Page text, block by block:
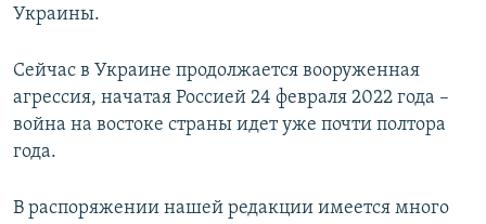
Украины.
Сейчас в Украине продолжается вооруженная
агрессия, начатая Россией 24 февраля 2022 года –
война на востоке страны идет уже почти полтора
года.
В распоряжении нашей редакции имеется много